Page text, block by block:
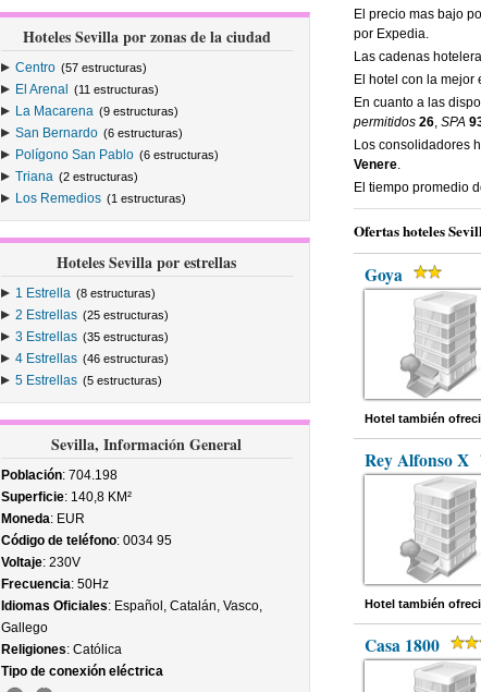
Hoteles Sevilla por zonas de la ciudad
Centro (57 estructuras)
El Arenal (11 estructuras)
La Macarena (9 estructuras)
San Bernardo (6 estructuras)
Polígono San Pablo (6 estructuras)
Triana (2 estructuras)
Los Remedios (1 estructuras)
Hoteles Sevilla por estrellas
1 Estrella (8 estructuras)
2 Estrellas (25 estructuras)
3 Estrellas (35 estructuras)
4 Estrellas (46 estructuras)
5 Estrellas (5 estructuras)
Sevilla, Información General
Población: 704.198
Superficie: 140,8 KM²
Moneda: EUR
Código de teléfono: 0034 95
Voltaje: 230V
Frecuencia: 50Hz
Idiomas Oficiales: Español, Catalán, Vasco,
Gallego
Religiones: Católica
Tipo de conexión eléctrica
El precio mas bajo
por Expedia.
Las cadenas
El hotel con la
En cuanto a las
permitidos 26, SPA
Los consolidadores
Venere.
El tiempo promedio
Ofertas hoteles
Goya
Hotel también
Rey Alfonso X
Hotel también
Casa 1800